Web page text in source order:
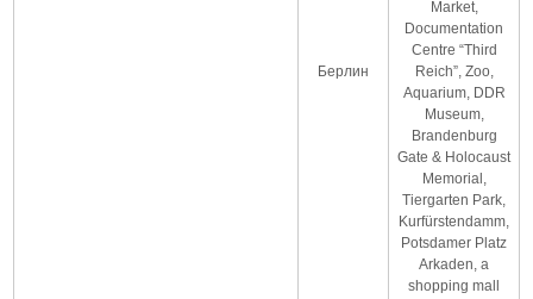
Берлин
Market,
Documentation
Centre “Third
Reich”, Zoo,
Aquarium, DDR
Museum,
Brandenburg
Gate & Holocaust
Memorial,
Tiergarten Park,
Kurfürstendamm,
Potsdamer Platz
Arkaden, a
shopping mall